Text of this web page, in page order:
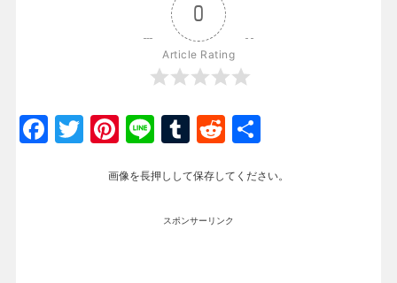
0
Article Rating
Facebook
Twitter
Pinterest
LineTumblr
Reddit
画像を長押しして保存してください。
スポンサーリンク